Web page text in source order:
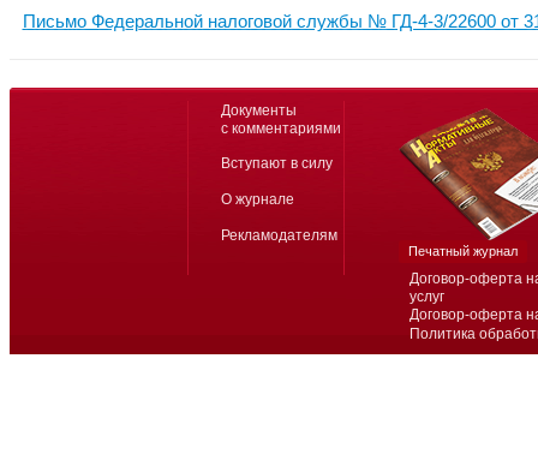
Письмо Федеральной налоговой службы № ГД-4-3/22600 от
Договор-оферта
услуг
Договор-оферта
Политика
Документы
с комментариями
Вступают в силу
О журнале
Рекламодателям
Печатный журнал